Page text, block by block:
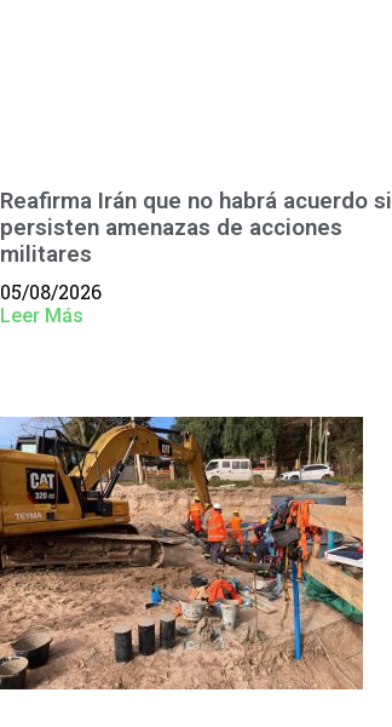
Reafirma Irán que no habrá acuerdo si
persisten amenazas de acciones
militares
05/08/2026
Leer Más